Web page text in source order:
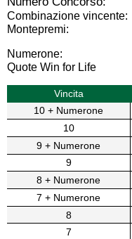
Combinazione vincente:
Montepremi:
Numerone:
Quote Win for Life
Vincita
10 + Numerone
10
9 + Numerone
9
8 + Numerone
7 + Numerone
8
7